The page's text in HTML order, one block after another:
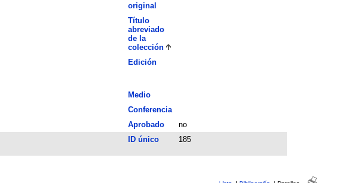
original
Título
abreviado
de la
colección
Edición
Medio
Conferencia
Aprobado
no
ID único 185